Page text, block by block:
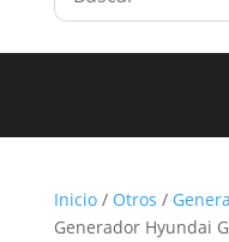
Inicio/ Otros /
Generador Hyundai